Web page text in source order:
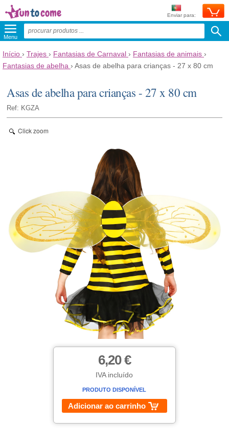
Enviar para:
Menu
Início › Trajes › Fantasias de Carnaval › Fantasias de animais ›
Fantasias de abelha › Asas de abelha para crianças - 27 x 80 cm
Asas de abelha para crianças - 27 x 80 cm
Ref: KGZA
Click zoom
6,20 €
IVA incluído
PRODUTO DISPONÍVEL
Adicionar ao carrinho